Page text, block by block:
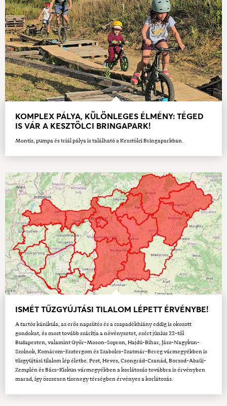
KOMPLEX PÁLYA, KÜLÖNLEGES ÉLMÉNY: TÉGED
IS VÁR A KESZTÖLCI BRINGAPARK!
Montis, pumpa és triál pálya is található a Kesztölci Bringaparkban.
ISMÉT TŰZGYÚJTÁSI TILALOM LÉPETT ÉRVÉNYBE!
A tartós kánikula, az erős napsütés és a csapadékhiány eddig is okozott
gondokat, és most tovább szárítja a növényzetet, ezért június 22-től
Budapesten, valamint Győr-Moson-Sopron, Hajdú-Bihar, Jász-Nagykun-
Szolnok, Komárom-Esztergom és Szabolcs-Szatmár-Bereg vármegyékben is
tűzgyújtási tilalom lép életbe. Pest, Heves, Csongrád-Csanád, Borsod-Abaúj-
Zemplén és Bács-Kiskun vármegyékben a korlátozás továbbra is érvényben
marad, így összesen tizenegy térségben érvényes a korlátozás.